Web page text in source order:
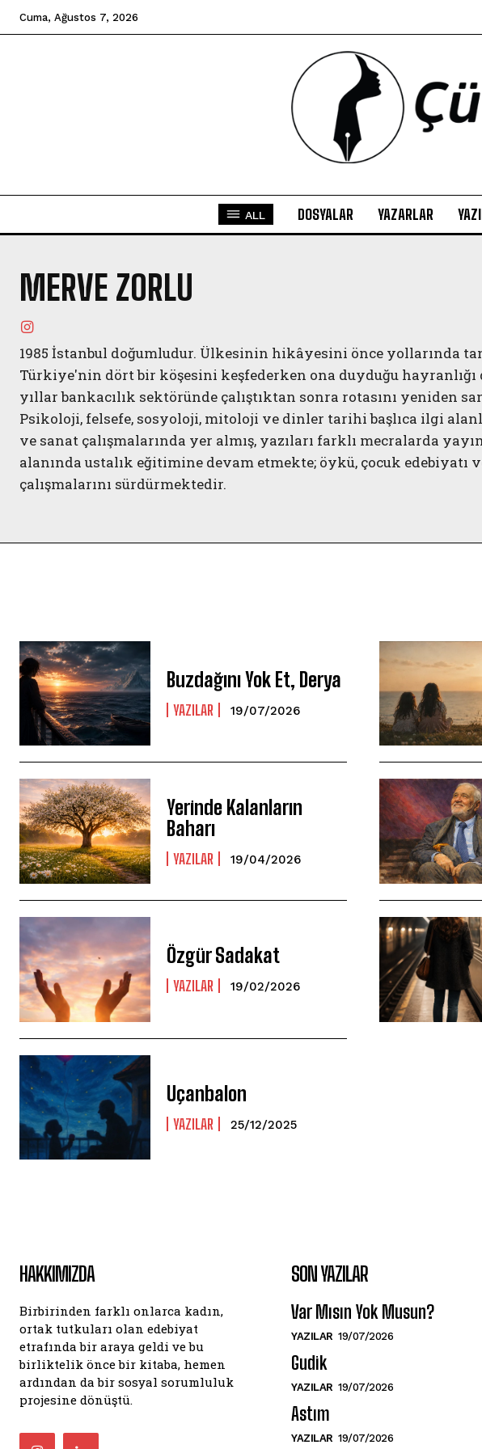
Cuma, Ağustos 7, 2026
ALL DOSYALAR YAZARLAR
MERVE ZORLU
1985 İstanbul doğumludur. Ülkesinin hikâyesini önce yollarında
Türkiye'nin dört bir köşesini keşfederken ona duyduğu
yıllar bankacılık sektöründe çalıştıktan sonra rotasını yeniden
Psikoloji, felsefe, sosyoloji, mitoloji ve dinler tarihi başlıca ilgi
ve sanat çalışmalarında yer almış, yazıları farklı mecralarda
alanında ustalık eğitimine devam etmekte; öykü, çocuk edebiyatı
çalışmalarını sürdürmektedir.
Buzdağını Yok Et, Derya
YAZILAR 19/07/2026
Yerinde Kalanların
Baharı
YAZILAR 19/04/2026
Özgür Sadakat
YAZILAR 19/02/2026
Uçanbalon
YAZILAR 25/12/2025
HAKKIMIZDA
Birbirinden farklı onlarca kadın,
ortak tutkuları olan edebiyat
etrafında bir araya geldi ve bu
birliktelik önce bir kitaba, hemen
ardından da bir sosyal sorumluluk
projesine dönüştü.
SON YAZILAR
Var Mısın Yok Musun?
YAZILAR 19/07/2026
Gudik
YAZILAR 19/07/2026
Astım
YAZILAR 19/07/2026